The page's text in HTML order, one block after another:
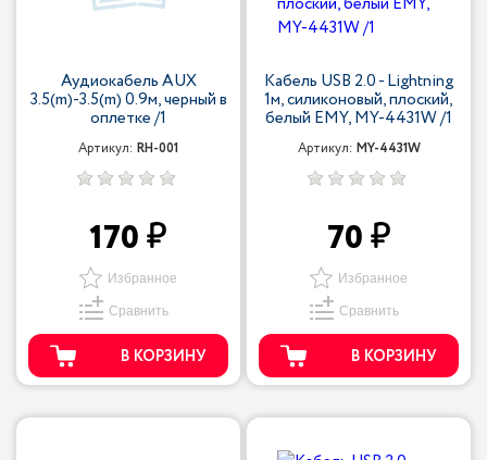
Аудиокабель AUX
3.5(m)-3.5(m) 0.9м, черный в
оплетке /1
Артикул: RH-001
170
Избранное
Сравнить
В КОРЗИНУ
Кабель USB 2.0 - Lightning
1м, силиконовый, плоский,
белый EMY, MY-4431W /1
Артикул: MY-4431W
70
Избранное
Сравнить
В КОРЗИНУ